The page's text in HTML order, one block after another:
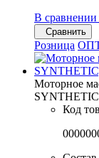
В сравнении
Сравнить
Розница
Моторное
Код